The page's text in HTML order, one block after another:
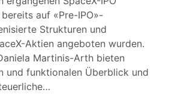
auf «Pre-IPO»-
Strukturen und
Aktien angeboten wurden.
Martinis-Arth bieten
und funktionalen Überblick und